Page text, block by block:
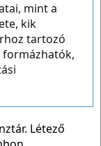
mint a
kik
tartozó
Létező